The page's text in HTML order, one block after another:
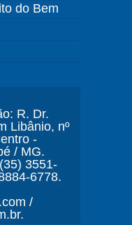
do Bem
R. Dr.
Libânio, nº
-
/ MG.
3551-
6778.
/